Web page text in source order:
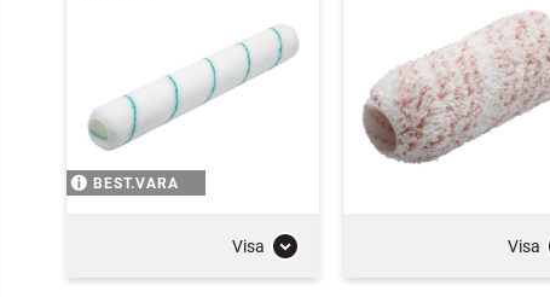
BEST.VARA
Visa Visa